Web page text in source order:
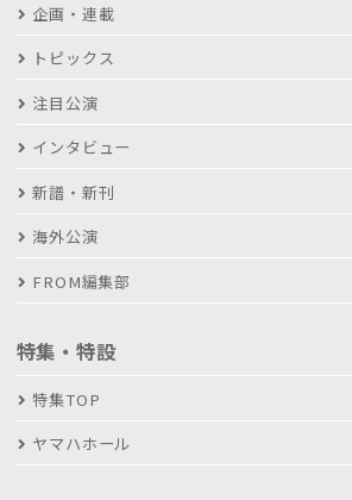
企画・連載
トピックス
注目公演
インタビュー
新譜・新刊
海外公演
FROM編集部
特集・特設
特集TOP
ヤマハホール